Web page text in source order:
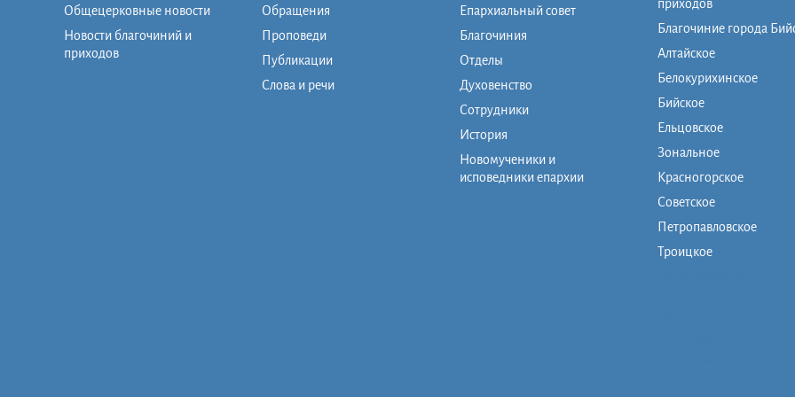
Общецерковные новости
Новости благочиний и
приходов
Обращения
Проповеди
Публикации
Слова и речи
Епархиальный совет
Благочиния
Отделы
Духовенство
Сотрудники
История
Новомученики и
исповедники епархии
приходов
Благочиние города
Алтайское
Белокурихинское
Бийское
Ельцовское
Зональное
Красногорское
Советское
Петропавловское
Троицкое